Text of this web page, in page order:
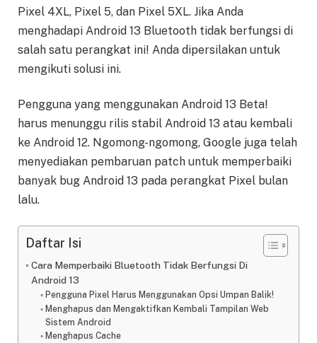
Pixel 4XL, Pixel 5, dan Pixel 5XL. Jika Anda
menghadapi Android 13 Bluetooth tidak berfungsi di
salah satu perangkat ini! Anda dipersilakan untuk
mengikuti solusi ini.
Pengguna yang menggunakan Android 13 Beta!
harus menunggu rilis stabil Android 13 atau kembali
ke Android 12. Ngomong-ngomong, Google juga telah
menyediakan pembaruan patch untuk memperbaiki
banyak bug Android 13 pada perangkat Pixel bulan
lalu.
Daftar Isi
Cara Memperbaiki Bluetooth Tidak Berfungsi Di
Android 13
Pengguna Pixel Harus Menggunakan Opsi Umpan Balik!
Menghapus dan Mengaktifkan Kembali Tampilan Web
Sistem Android
Menghapus Cache